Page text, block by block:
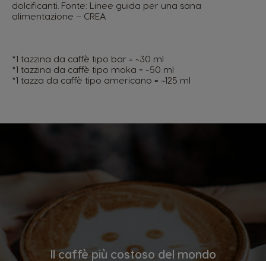
dolcificanti. Fonte: Linee guida per una sana
alimentazione – CREA
*1 tazzina da caffè tipo bar = ~30 ml
*1 tazzina da caffè tipo moka = ~50 ml
*1 tazza da caffè tipo americano = ~125 ml
Il caffè più costoso del mondo